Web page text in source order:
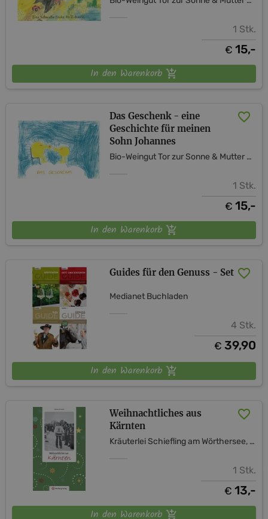
1 Stk.
€ 15,-
In den Warenkorb
Das Geschenk - eine
Geschichte für meinen
Sohn Johannes
Bio-Weingut Tor zur Sonne & Mutter Erde Shop
1 Stk.
€ 15,-
In den Warenkorb
Guides für den Genuss - Set
Medianet Buchladen
4 Stk.
€ 39,90
In den Warenkorb
Weihnachtliches aus
Kärnten
Kräuterlei Schiefling am Wörthersee, vulgo Kozian
1 Stk.
€ 13,-
In den Warenkorb